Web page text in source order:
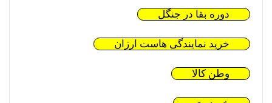
دوره بقا در جنگل
خرید نمایندگی هاست ارزان
وطن کالا